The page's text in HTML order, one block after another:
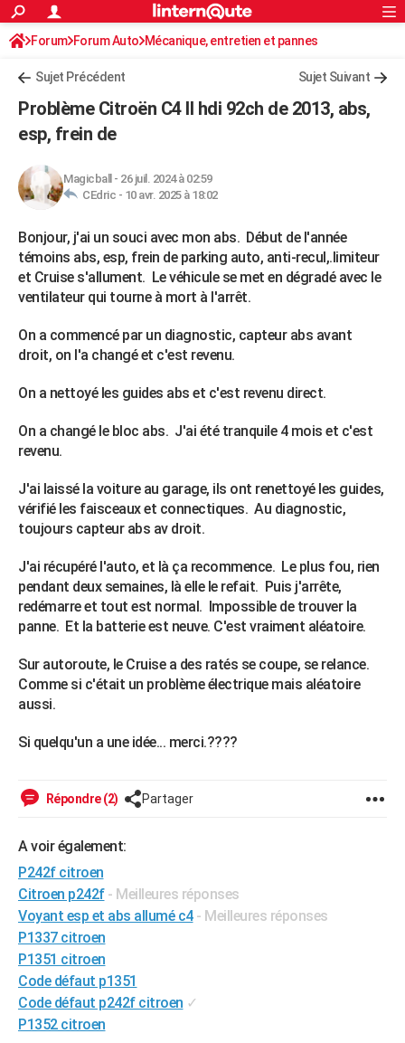
ACTUALITÉS
Politique
Société
Faits Divers
Education
Monde
Villes
+
Programme TV
Streaming
Sorties cinéma
FINANCE
Retraite
Impôts
Epargne
Immobilier
Risques naturels par ville
Banque
Assurance
CréditAUTO
Essais
Réserver un essai
Citadines
Berlines
SUV
Forum auto
+HIGH-TECH
Mobiles
Meilleur smartphone
Internet
Ordinateurs
Jeux vidéo
Guide high-tech
BRICOLAGE
Forum
Aménagement intérieur
Extérieur
Cuisine
Salle de bains
Jardinage
Rangement
WEEK-END
Art de vivre
Bien-être
Loisirs
Mode
Modes de vie
SANTE
Alimentation
Guide de la santé
Maladies
Médicaments
Sommeil
VOYAGE
Destinations
City break
Voyage nature
Voyage de noces
Forum
Climat
+PHOTO
BONS PLANS
CARTE DE VOEUX
Carte de Noël
Carte Bonne année
Carte Saint-Valentin
Carte Pâques
Carte d'anniversaire
DICTIONNAIRE
Dictionnaire
Biographies
Citations
Expressions
Proverbes
PROGRAMME TV
S'inscrire
Se connecter
Lycées
Collèges
Primaires
Universités
Entreprises
Service militaire
Avis de recherche
AVIS DE DÉCÈS
Bricolage
Lifestyle
Culture
Auto
Television
Voyage
Cinema
Rechercher
S'inscrire
Connexion
Forum Forum Auto Mécanique, entretien et pannes
Sujet Précédent Sujet Suivant
Problème Citroën C4 II hdi 92ch de 2013, abs,
esp, frein de
Magicball - 26 juil. 2024 à 02:59
CEdric - 10 avr. 2025 à 18:02
Bonjour, j'ai un souci avec mon abs. Début de l'année
témoins abs, esp, frein de parking auto, anti-recul,.limiteur
et Cruise s'allument. Le véhicule se met en dégradé avec le
ventilateur qui tourne à mort à l'arrêt.
On a commencé par un diagnostic, capteur abs avant
droit, on l'a changé et c'est revenu.
On a nettoyé les guides abs et c'est revenu direct.
On a changé le bloc abs. J'ai été tranquile 4 mois et c'est
revenu.
J'ai laissé la voiture au garage, ils ont renettoyé les guides,
vérifié les faisceaux et connectiques. Au diagnostic,
toujours capteur abs av droit.
J'ai récupéré l'auto, et là ça recommence. Le plus fou, rien
pendant deux semaines, là elle le refait. Puis j'arrête,
redémarre et tout est normal. Impossible de trouver la
panne. Et la batterie est neuve. C'est vraiment aléatoire.
Sur autoroute, le Cruise a des ratés se coupe, se relance.
Comme si c'était un problème électrique mais aléatoire
aussi.
Si quelqu'un a une idée... merci.????
Répondre (2) Partager
A voir également:
P242f citroen
Citroen p242f - Meilleures réponses
Voyant esp et abs allumé c4 - Meilleures réponses
P1337 citroen
P1351 citroen
Code défaut p1351
Code défaut p242f citroen ✓
P1352 citroen